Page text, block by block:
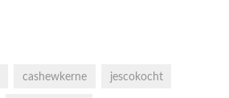
cashewkerne jescokocht